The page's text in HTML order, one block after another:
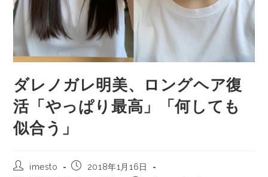
ダレノガレ明美、ロングヘア復
活「やっぱり最高」「何しても
似合う」
imesto
2018年1月16日